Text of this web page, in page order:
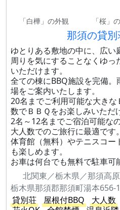
「白樺」の外観 「桜」
那須の貸
ゆとりある敷地の中に、広い
周りを気にすることなくゆっ
いただけます。
全ての棟にBBQ施設を完備
場をご案内いたします。
20名までご利用可能な大き
数でＢＢＱをお楽しみいただ
2名～12名までご宿泊可能な
大人数でのご旅行に最適です。
体育館（無料）やテニスコー
も楽しめます。
お車は何台でも無料で駐車可
北関東／栃木県／那須高原
栃木県那須郡那須町湯本656-1
貸別荘
屋根付BBQ 大人数